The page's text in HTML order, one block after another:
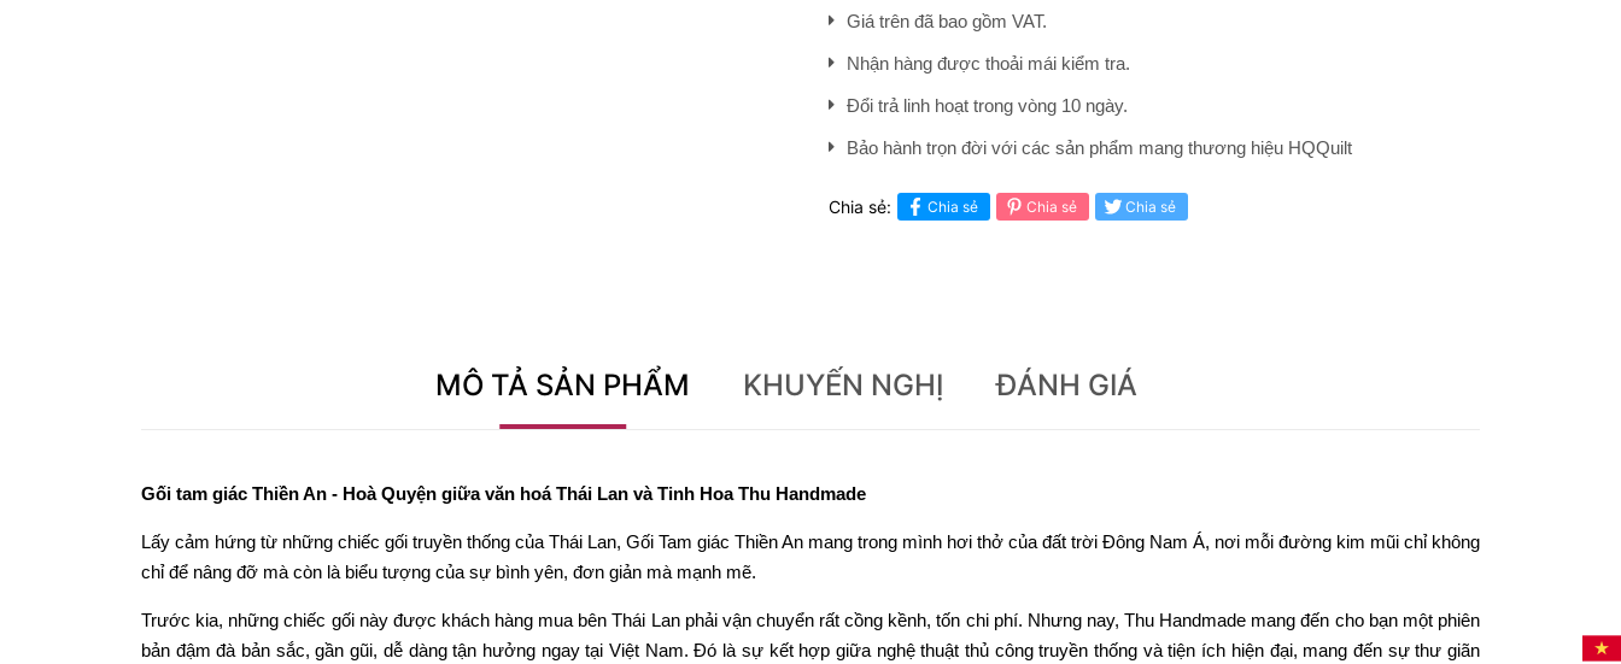
Giá trên đã bao gồm VAT.
Nhận hàng được thoải mái kiểm tra.
Đổi trả linh hoạt trong vòng 10 ngày.
Bảo hành trọn đời với các sản phẩm mang thương hiệu HQQuilt
Chia sẻ: Chia sẻ Chia sẻ Chia sẻ
MÔ TẢ SẢN PHẨM KHUYẾN NGHỊ ĐÁNH GIÁ
Gối tam giác Thiền An - Hoà Quyện giữa văn hoá Thái Lan và Tinh Hoa Thu Handmade
Lấy cảm hứng từ những chiếc gối truyền thống của Thái Lan, Gối Tam giác Thiền An mang trong mình hơi thở của đất trời Đông Nam Á, nơi mỗi đường kim mũi chỉ không
chỉ để nâng đỡ mà còn là biểu tượng của sự bình yên, đơn giản mà mạnh mẽ.
Trước kia, những chiếc gối này được khách hàng mua bên Thái Lan phải vận chuyển rất cồng kềnh, tốn chi phí. Nhưng nay, Thu Handmade mang đến cho bạn một phiên
bản đậm đà bản sắc, gần gũi, dễ dàng tận hưởng ngay tại Việt Nam. Đó là sự kết hợp giữa nghệ thuật thủ công truyền thống và tiện ích hiện đại, mang đến sự thư giãn